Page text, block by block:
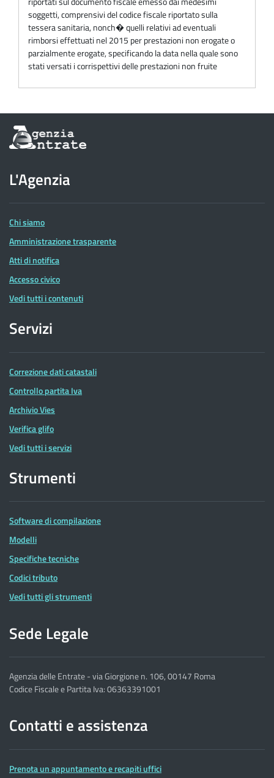
soggetti, comprensivi del codice fiscale riportato sulla
tessera sanitaria, nonch� quelli relativi ad eventuali
rimborsi effettuati nel 2015 per prestazioni non erogate o
parzialmente erogate, specificando la data nella quale sono
stati versati i corrispettivi delle prestazioni non fruite
Informazioni
sul
dell'Agenzia
delle
Entrate
L'Agenzia
Chi siamo
Amministrazione trasparente
Atti di notifica
Accesso civico
Vedi tutti i contenuti
Servizi
Correzione dati catastali
Controllo partita Iva
Archivio Vies
Verifica glifo
Vedi tutti i servizi
Strumenti
Software di compilazione
Modelli
Specifiche tecniche
Codici tributo
Vedi tutti gli strumenti
Sede Legale
Agenzia delle Entrate - via Giorgione n. 106, 00147 Roma
Codice Fiscale e Partita Iva: 06363391001
Contatti e assistenza
Prenota un appuntamento e recapiti uffici